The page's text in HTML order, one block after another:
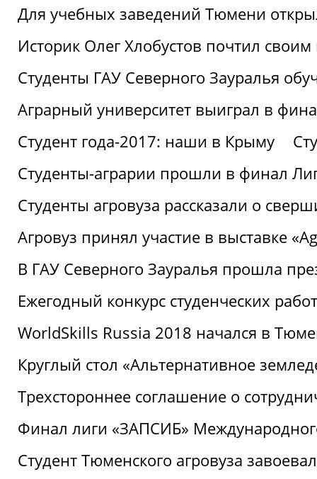
Для учебных заведений Тюмени
Историк Олег Хлобустов почтил
Студенты ГАУ Северного Зауралья
Аграрный университет выиграл в
Студент года-2017: наши в Крыму
Студенты-аграрии прошли в финал
Студенты агровуза рассказали о
Агровуз принял участие в выставке
В ГАУ Северного Зауралья прошла
Ежегодный конкурс студенческих
WorldSkills Russia 2018 начался в
Круглый стол «Альтернативное
Трехстороннее соглашение о
Финал лиги «ЗАПСИБ»
Студент Тюменского агровуза